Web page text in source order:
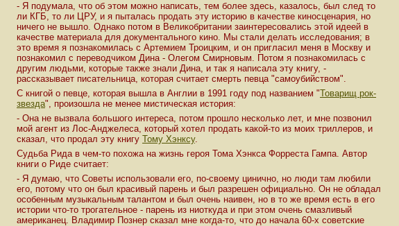
- Я подумала, что об этом можно написать, тем более здесь, казалось, был след то
ли КГБ, то ли ЦРУ, и я пыталась продать эту историю в качестве киносценария, но
ничего не вышло. Однако потом в Великобритании заинтересовались этой идеей в
качестве материала для документального кино. Мы стали делать исследования; в
это время я познакомилась с Артемием Троицким, и он пригласил меня в Москву и
познакомил с переводчиком Дина - Олегом Смирновым. Потом я познакомилась с
другим людьми, которые также знали Дина, и так я написала эту книгу, -
рассказывает писательница, которая считает смерть певца "самоубийством".
С книгой о певце, которая вышла в Англии в 1991 году под названием "Товарищ рок-
звезда", произошла не менее мистическая история:
- Она не вызвала большого интереса, потом прошло несколько лет, и мне позвонил
мой агент из Лос-Анджелеса, который хотел продать какой-то из моих триллеров, и
сказал, что продал эту книгу Тому Хэнксу.
Судьба Рида в чем-то похожа на жизнь героя Тома Хэнкса Форреста Гампа. Автор
книги о Риде считает:
- Я думаю, что Советы использовали его, по-своему цинично, но люди там любили
его, потому что он был красивый парень и был разрешен официально. Он не обладал
особенным музыкальным талантом и был очень наивен, но в то же время есть в его
истории что-то трогательное - парень из ниоткуда и при этом очень смазливый
американец. Владимир Познер сказал мне когда-то, что до начала 60-х советские